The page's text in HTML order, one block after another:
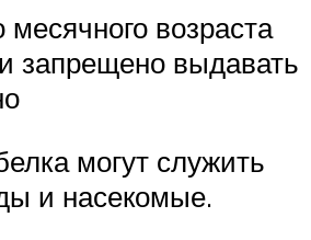
возраста
запрещено выдавать
могут служить
и насекомые.